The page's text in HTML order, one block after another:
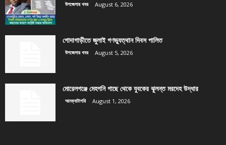
উপজেলার খবর August 6, 2026
গোদাগাড়ীতে জুলাই গণভ্যুত্থান দিবস পালিত
উপজেলার খবর August 5, 2026
মোরেলগঞ্জে মেহগনি গাছে থেকে যুবকের ঝুলন্ত মরদেহ উদ্ধার
আনক্যাটাগরি August 1, 2026